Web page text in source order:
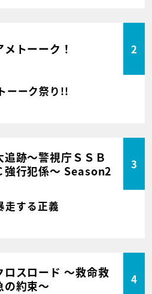
メトーーク！ 2
ーーク祭り!!
追跡～警視庁ＳＳＢ
強行犯係～ Season2
3
する正義
ロスロード ～救命救
の約束～
4